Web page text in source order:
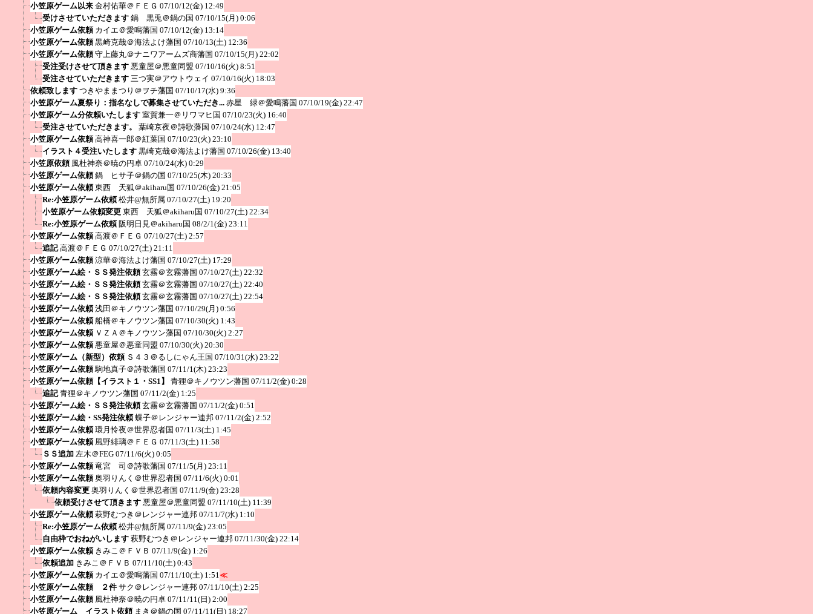
小笠原ゲーム以来 金村佑華＠ＦＥＧ 07/10/12(金) 12:49
受けさせていただきます 鍋 黒兎＠鍋の国 07/10/15(月) 0:06
小笠原ゲーム依頼 カイエ＠愛鳴藩国 07/10/12(金) 13:14
小笠原ゲーム依頼 黒崎克哉＠海法よけ藩国 07/10/13(土) 12:36
小笠原ゲーム依頼 守上藤丸＠ナニワアームズ商藩国 07/10/15(月) 22:02
受注受けさせて頂きます 悪童屋＠悪童同盟 07/10/16(火) 8:51
受注させていただきます 三つ実＠アウトウェイ 07/10/16(火) 18:03
依頼致します つきやままつり＠ヲチ藩国 07/10/17(水) 9:36
小笠原ゲーム夏祭り：指名なしで募集させていただき... 赤星 緑＠愛鳴藩国 07/10/19(金) 22:47
小笠原ゲーム分依頼いたします 室賀兼一＠リワマヒ国 07/10/23(火) 16:40
受注させていただきます。
葉崎京夜＠詩歌藩国 07/10/24(水) 12:47
小笠原ゲーム依頼 高神喜一郎＠紅葉国 07/10/23(火) 23:10
イラスト４受注いたします 黒崎克哉＠海法よけ藩国 07/10/26(金) 13:40
小笠原依頼 風杜神奈＠暁の円卓 07/10/24(水) 0:29
小笠原ゲーム依頼 鍋 ヒサ子＠鍋の国 07/10/25(木) 20:33
小笠原ゲーム依頼 東西 天狐＠akiharu国 07/10/26(金) 21:05
Re:小笠原ゲーム依頼 松井@無所属 07/10/27(土) 19:20
小笠原ゲーム依頼変更 東西 天狐＠akiharu国 07/10/27(土) 22:34
Re:小笠原ゲーム依頼 阪明日見＠akiharu国 08/2/1(金) 23:11
小笠原ゲーム依頼 高渡＠ＦＥＧ 07/10/27(土) 2:57
追記 高渡＠ＦＥＧ 07/10/27(土) 21:11
小笠原ゲーム依頼 涼華＠海法よけ藩国 07/10/27(土) 17:29
小笠原ゲーム絵・ＳＳ発注依頼 玄霧＠玄霧藩国 07/10/27(土) 22:32
小笠原ゲーム絵・ＳＳ発注依頼 玄霧＠玄霧藩国 07/10/27(土) 22:40
小笠原ゲーム絵・ＳＳ発注依頼 玄霧＠玄霧藩国 07/10/27(土) 22:54
小笠原ゲーム依頼 浅田＠キノウツン藩国 07/10/29(月) 0:56
小笠原ゲーム依頼 船橋＠キノウツン藩国 07/10/30(火) 1:43
小笠原ゲーム依頼 ＶＺＡ＠キノウツン藩国 07/10/30(火) 2:27
小笠原ゲーム依頼 悪童屋＠悪童同盟 07/10/30(火) 20:30
小笠原ゲーム（新型）依頼 Ｓ４３＠るしにゃん王国 07/10/31(水) 23:22
小笠原ゲーム依頼 駒地真子＠詩歌藩国 07/11/1(木) 23:23
小笠原ゲーム依頼【イラスト１・SS1】
青狸＠キノウツン藩国 07/11/2(金) 0:28
追記 青狸＠キノウツン藩国 07/11/2(金) 1:25
小笠原ゲーム絵・ＳＳ発注依頼 玄霧＠玄霧藩国 07/11/2(金) 0:51
小笠原ゲーム絵・SS発注依頼 蝶子＠レンジャー連邦 07/11/2(金) 2:52
小笠原ゲーム依頼 環月怜夜＠世界忍者国 07/11/3(土) 1:45
小笠原ゲーム依頼 風野緋璃＠ＦＥＧ 07/11/3(土) 11:58
ＳＳ追加 左木＠FEG 07/11/6(火) 0:05
小笠原ゲーム依頼 竜宮 司＠詩歌藩国 07/11/5(月) 23:11
小笠原ゲーム依頼 奥羽りんく＠世界忍者国 07/11/6(火) 0:01
依頼内容変更 奥羽りんく＠世界忍者国 07/11/9(金) 23:28
依頼受けさせて頂きます 悪童屋＠悪童同盟 07/11/10(土) 11:39
小笠原ゲーム依頼 萩野むつき＠レンジャー連邦 07/11/7(水) 1:10
Re:小笠原ゲーム依頼 松井@無所属 07/11/9(金) 23:05
自由枠でおねがいします 萩野むつき＠レンジャー連邦 07/11/30(金) 22:14
小笠原ゲーム依頼 きみこ＠ＦＶＢ 07/11/9(金) 1:26
依頼追加 きみこ＠ＦＶＢ 07/11/10(土) 0:43
小笠原ゲーム依頼 カイエ＠愛鳴藩国 07/11/10(土) 1:51 ≪
小笠原ゲーム依頼 ２件 サク＠レンジャー連邦 07/11/10(土) 2:25
小笠原ゲーム依頼 風杜神奈＠暁の円卓 07/11/11(日) 2:00
小笠原ゲーム イラスト依頼 まき＠鍋の国 07/11/11(日) 18:27